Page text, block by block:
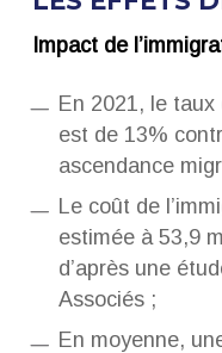
Impact de
En 2021, le
est de 13%
ascendance
Le coût de
estimée à 53,9
d’après une
Associés ;
En moyenne,